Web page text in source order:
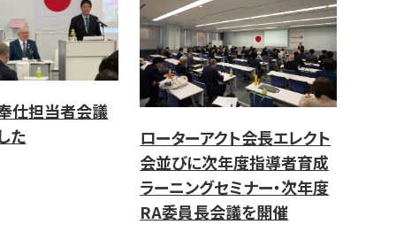
仕担当者会議
た
ローターアクト会長エレクト
会並びに次年度指導者育成
ラーニングセミナー・次年度
RA委員長会議を開催